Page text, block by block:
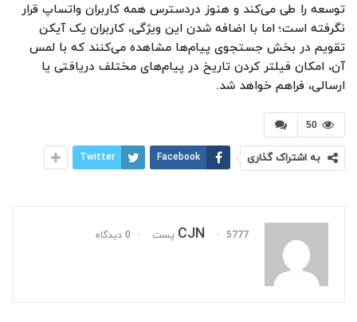
توسعه را طی می‌کند و هنوز دردسترس همه کاربران واتساپ قرار
نگرفته است؛ اما با اضافه شدن این ویژگی، کاربران یک آیکن
تقویم در بخش جستجوی پیام‌ها مشاهده می‌کنند که با لمس
آن، امکان فیلتر کردن تاریخ در پیام‌های مختلف دریافتی یا
ارسالی، فراهم خواهد شد.
50
به اشتراک گذاری Facebook
Twitter
CJN 5777 پست 0 دیدگاه